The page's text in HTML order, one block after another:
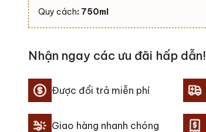
Quy cách: 750ml
Nhận ngay các ưu đãi hấp dẫn!
Được đổi trả miễn phí
Giao hàng nhanh chóng